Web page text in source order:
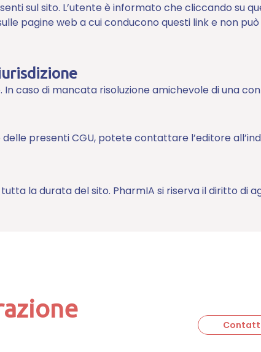
sul sito. L’utente è informato che cliccando su
pagine web a cui conducono questi link e non
caso di mancata risoluzione amichevole di una
presenti CGU, potete contattare l’editore
la durata del sito. PharmIA si riserva il diritto di